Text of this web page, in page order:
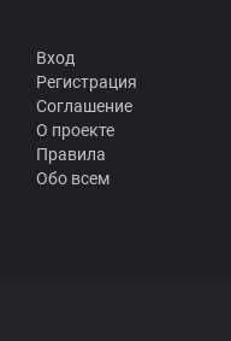
Вход
Регистрация
Соглашение
О проекте
Правила
Обо всем